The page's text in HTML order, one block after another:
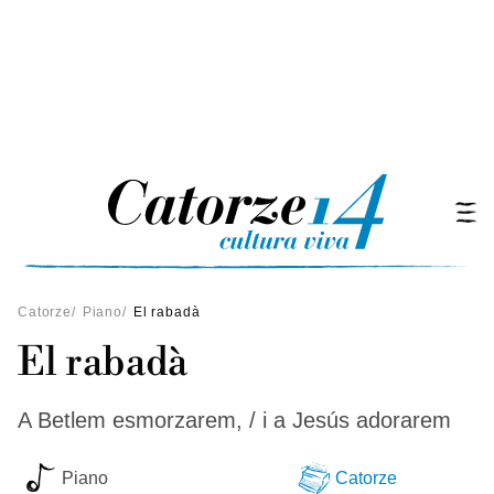
Catorze/ Piano/ El rabadà
El rabadà
A Betlem esmorzarem, / i a Jesús adorarem
Piano Catorze